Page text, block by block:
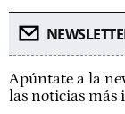
Apúntate a la
las noticias más